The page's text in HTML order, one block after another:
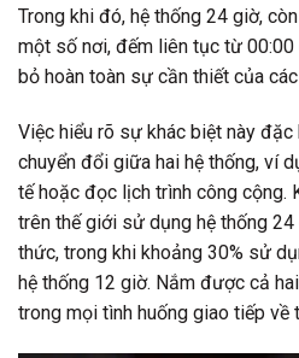
Trong khi đó, hệ thống 24 giờ,
một số nơi, đếm liên tục từ
bỏ hoàn toàn sự cần thiết của
Việc hiểu rõ sự khác biệt này
chuyển đổi giữa hai hệ thống, ví
tế hoặc đọc lịch trình công cộng.
trên thế giới sử dụng hệ thống
thức, trong khi khoảng 30% sử
hệ thống 12 giờ. Nắm được cả
trong mọi tình huống giao tiếp về